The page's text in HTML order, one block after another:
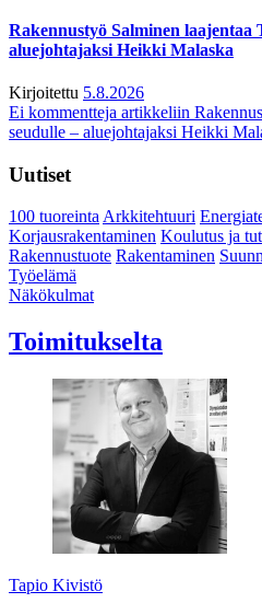
Rakennustyö Salminen laajentaa
aluejohtajaksi Heikki Malaska
Kirjoitettu 5.8.2026
Ei kommentteja artikkeliin
seudulle – aluejohtajaksi Heikki
Uutiset
100 tuoreintaArkkitehtuuri
Korjausrakentaminen Koulutus ja
Rakennustuote Rakentaminen
Työelämä
Näkökulmat
Toimitukselta
Tapio Kivistö